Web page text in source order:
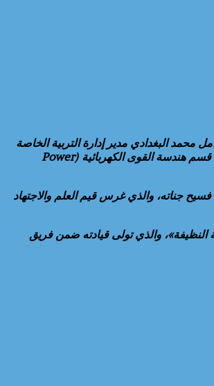
محمد البغدادي مدير إدارة التربية الخاصة
بمديرية التربية والتعليم بمحافظة الشرقية، بمناسبة تخرج نجلها المهندس محمد محسن مهدي الصاوي وحصوله على درجة بكالوريوس الهندسة من جامعة الشروق قسم هندسة القوى الكهربائية (Power
جناته، والذي غرس قيم العلم والاجتهاد
النظيفة»، والذي تولى قيادته ضمن فريق